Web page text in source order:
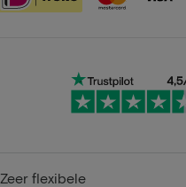
Zeer flexibele